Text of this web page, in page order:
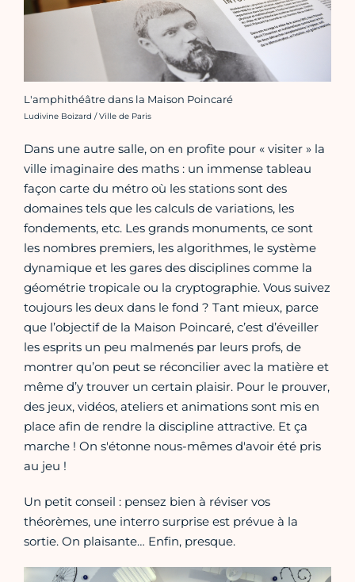
L'amphithéâtre dans la Maison Poincaré
Crédit photo :
Ludivine Boizard / Ville de Paris
Dans une autre salle, on en profite pour « visiter » la
ville imaginaire des maths : un immense tableau
façon carte du métro où les stations sont des
domaines tels que les calculs de variations, les
fondements, etc. Les grands monuments, ce sont
les nombres premiers, les algorithmes, le système
dynamique et les gares des disciplines comme la
géométrie tropicale ou la cryptographie. Vous suivez
toujours les deux dans le fond ? Tant mieux, parce
que l’objectif de la Maison Poincaré, c’est d’éveiller
les esprits un peu malmenés par leurs profs, de
montrer qu’on peut se réconcilier avec la matière et
même d’y trouver un certain plaisir. Pour le prouver,
des jeux, vidéos, ateliers et animations sont mis en
place afin de rendre la discipline attractive. Et ça
marche ! On s'étonne nous-mêmes d'avoir été pris
au jeu !
Un petit conseil : pensez bien à réviser vos
théorèmes, une interro surprise est prévue à la
sortie. On plaisante… Enfin, presque.